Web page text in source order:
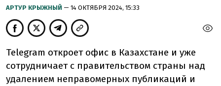
АРТУР КРЫЖНЫЙ — 14 ОКТЯБРЯ 2024, 15:33
Telegram откроет офис в Казахстане и уже
сотрудничает с правительством страны над
удалением неправомерных публикаций и